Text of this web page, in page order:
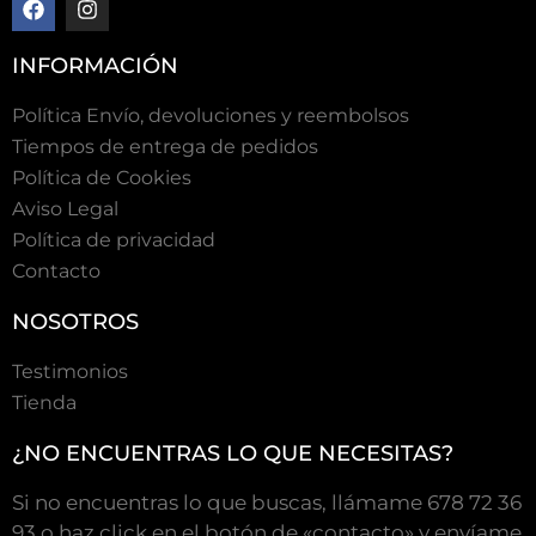
INFORMACIÓN
Política Envío, devoluciones y reembolsos
Tiempos de entrega de pedidos
Polí­tica de Cookies
Aviso Legal
Política de privacidad
Contacto
NOSOTROS
Testimonios
Tienda
¿NO ENCUENTRAS LO QUE NECESITAS?
Si no encuentras lo que buscas, llámame 678 72 36